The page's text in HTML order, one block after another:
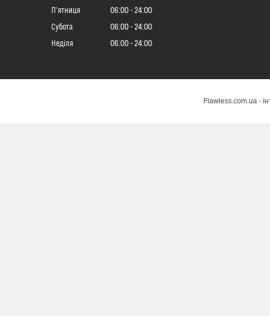
Пʼятниця
06:00
24:00
Субота
06:00
24:00
Неділя
06:00 24:00